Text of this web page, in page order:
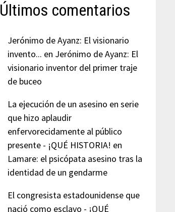
Últimos comentarios
Jerónimo de Ayanz: El visionario
invento... en Jerónimo de Ayanz: El
visionario inventor del primer traje
de buceo
La ejecución de un asesino en serie
que hizo aplaudir
enfervorecidamente al público
presente - ¡QUÉ HISTORIA! en
Lamare: el psicópata asesino tras la
identidad de un gendarme
El congresista estadounidense que
nació como esclavo - ¡QUÉ